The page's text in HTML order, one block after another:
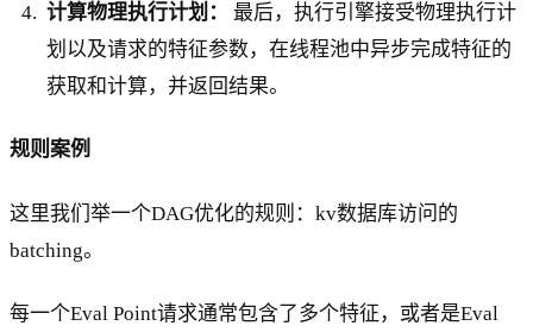
计算物理执行计划：
最后，执行引擎接受物理执行计
划以及请求的特征参数，在线程池中异步完成特征的
获取和计算，并返回结果。
规则案例
这里我们举一个DAG优化的规则：kv数据库访问的
batching。
每一个Eval Point请求通常包含了多个特征，或者是Eval